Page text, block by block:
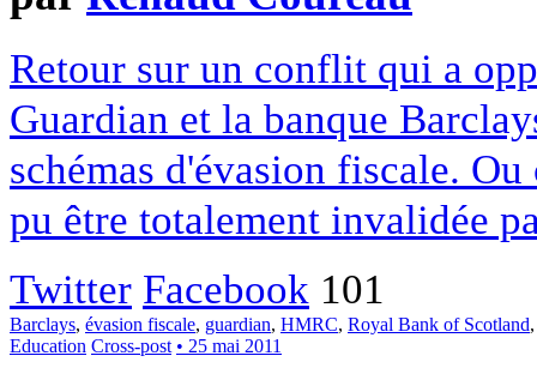
Retour sur un conflit qui a
Guardian et la banque
schémas d'évasion fiscale.
pu être totalement invalidée
Twitter Facebook 101
Barclays, évasion fiscale, guardian, HMRC, Royal Bank of Scotland
Education Cross-post • 25 mai 2011